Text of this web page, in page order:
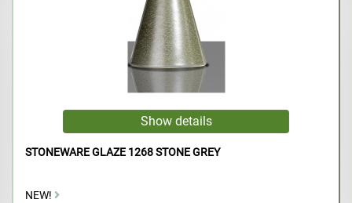
STONEWARE GLAZE 1268 STONE GREY
NEW!